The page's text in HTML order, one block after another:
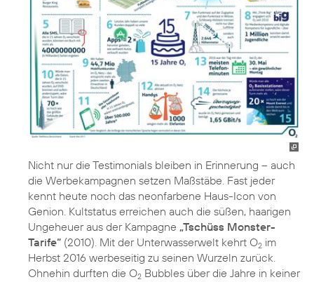
Nicht nur die Testimonials bleiben in Erinnerung – auch
die Werbekampagnen setzen Maßstäbe. Fast jeder
kennt heute noch das neonfarbene Haus-Icon von
Genion. Kultstatus erreichen auch die süßen, haarigen
Ungeheuer aus der Kampagne „Tschüss Monster-
Tarife“ (2010). Mit der Unterwasserwelt kehrt O2 im
Herbst 2016 werbeseitig zu seinen Wurzeln zurück.
Ohnehin durften die O2 Bubbles über die Jahre in keiner